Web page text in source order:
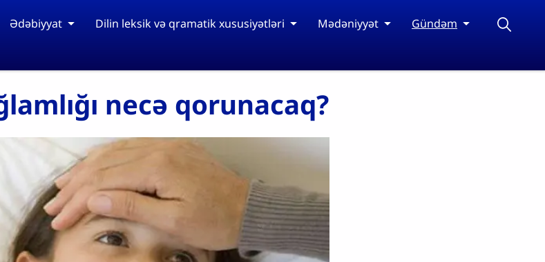
Ədəbiyyat Dilin leksik və qramatik xususiyətləri Mədəniyyət Gündəm
necə qorunacaq?